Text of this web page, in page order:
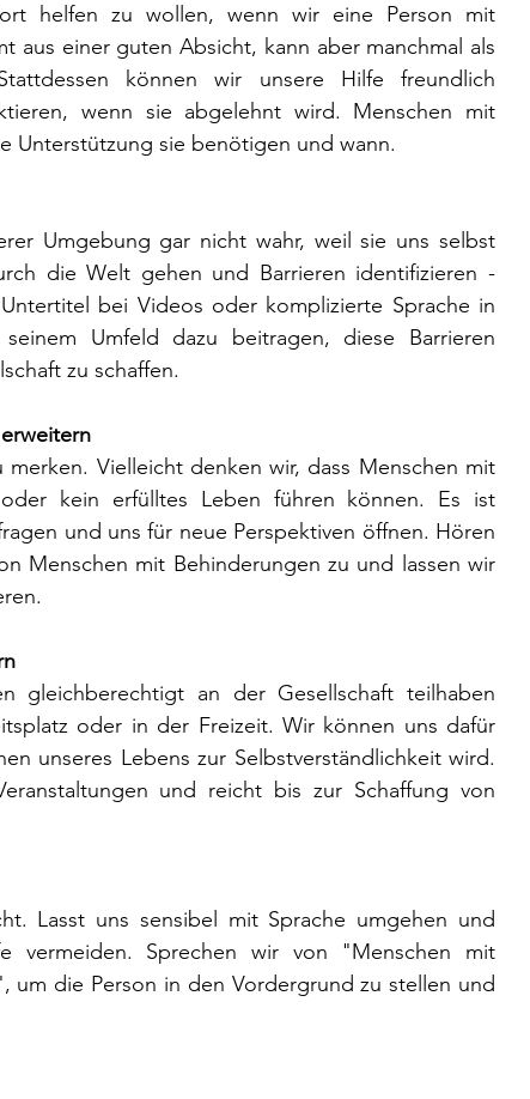
helfen zu wollen, wenn wir eine Person mit
aus einer guten Absicht, kann aber manchmal als
können wir unsere Hilfe freundlich
wenn sie abgelehnt wird. Menschen mit
Unterstützung sie benötigen und wann.
Umgebung gar nicht wahr, weil sie uns selbst
die Welt gehen und Barrieren identifizieren -
bei Videos oder komplizierte Sprache in
Umfeld dazu beitragen, diese Barrieren
zu schaffen.
Vielleicht denken wir, dass Menschen mit
kein erfülltes Leben führen können. Es ist
und uns für neue Perspektiven öffnen. Hören
Menschen mit Behinderungen zu und lassen wir
gleichberechtigt an der Gesellschaft teilhaben
oder in der Freizeit. Wir können uns dafür
unseres Lebens zur Selbstverständlichkeit wird.
und reicht bis zur Schaffung von
Lasst uns sensibel mit Sprache umgehen und
vermeiden. Sprechen wir von "Menschen mit
die Person in den Vordergrund zu stellen und